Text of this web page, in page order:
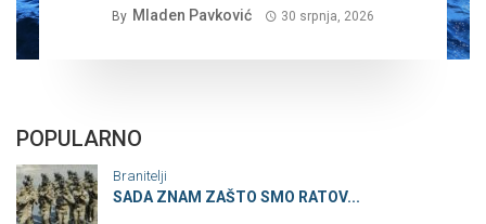
By Mladen Pavković 30 srpnja, 2026
POPULARNO
Branitelji
SADA ZNAM ZAŠTO SMO RATOV...